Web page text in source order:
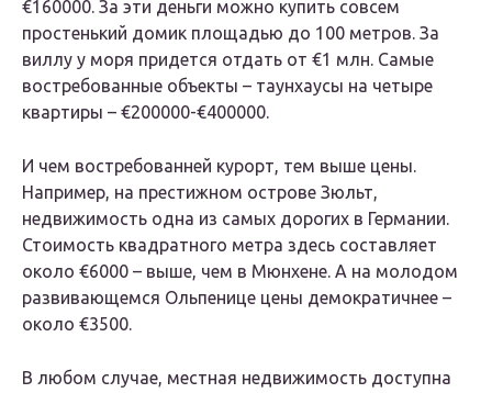
€160000. За эти деньги можно купить совсем
простенький домик площадью до 100 метров. За
виллу у моря придется отдать от €1 млн. Самые
востребованные объекты – таунхаусы на четыре
квартиры – €200000-€400000.
И чем востребованней курорт, тем выше цены.
Например, на престижном острове Зюльт,
недвижимость одна из самых дорогих в Германии.
Стоимость квадратного метра здесь составляет
около €6000 – выше, чем в Мюнхене. А на молодом
развивающемся Ольпенице цены демократичнее –
около €3500.
В любом случае, местная недвижимость доступна